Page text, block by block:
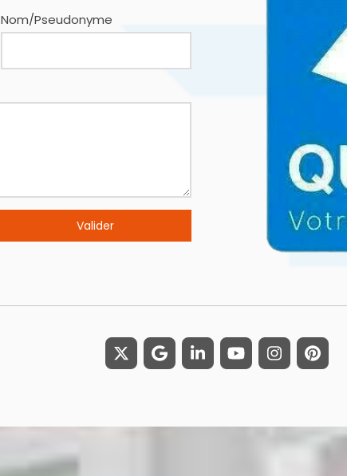
Nom/Pseudonyme
Valider